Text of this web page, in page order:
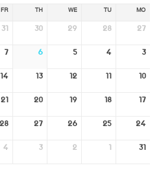
MO
TU
WE
TH
FR
27
28
29
30
31
3
4
5
6
7
10
11
12
13
14
17
18
19
20
21
24
25
26
27
28
31
1
2
3
4